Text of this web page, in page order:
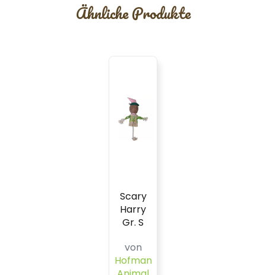
Ähnliche Produkte
Scary
Harry
Gr. S
von
Hofman